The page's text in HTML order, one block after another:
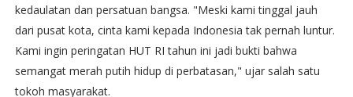
kedaulatan dan persatuan bangsa. "Meski kami tinggal jauh
dari pusat kota, cinta kami kepada Indonesia tak pernah luntur.
Kami ingin peringatan HUT RI tahun ini jadi bukti bahwa
semangat merah putih hidup di perbatasan," ujar salah satu
tokoh masyarakat.